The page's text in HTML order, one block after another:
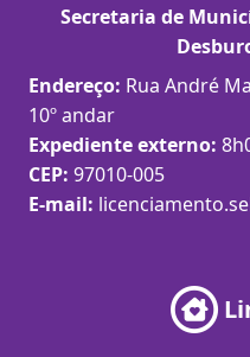
Secretaria de
Endereço: Rua André
10º andar
Expediente externo:
CEP: 97010-005
E-mail: